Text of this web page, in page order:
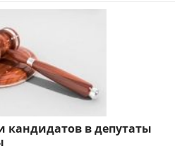
кандидатов в депутаты